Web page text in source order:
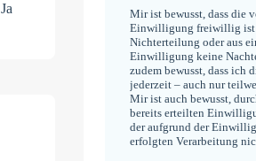
Ja
Mir ist bewusst, dass die
Einwilligung freiwillig ist
Nichterteilung oder aus
Einwilligung keine
zudem bewusst, dass ich
jederzeit – auch nur
Mir ist auch bewusst,
bereits erteilten
der aufgrund der
erfolgten Verarbeitung